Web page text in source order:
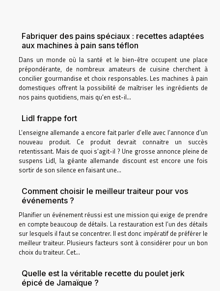
Fabriquer des pains spéciaux : recettes adaptées
aux machines à pain sans téflon
Dans un monde où la santé et le bien-être occupent une place
prépondérante, de nombreux amateurs de cuisine cherchent à
concilier gourmandise et choix responsables. Les machines à pain
domestiques offrent la possibilité de maîtriser les ingrédients de
nos pains quotidiens, mais qu'en est-il...
Lidl frappe fort
L’enseigne allemande a encore fait parler d’elle avec l’annonce d’un
nouveau produit. Ce produit devrait connaitre un succès
retentissant. Mais de quoi s’agit-il ? Une grosse annonce pleine de
suspens Lidl, la géante allemande discount est encore une fois
sortir de son silence en faisant une...
Comment choisir le meilleur traiteur pour vos
événements ?
Planifier un événement réussi est une mission qui exige de prendre
en compte beaucoup de détails. La restauration est l’un des détails
sur lesquels il faut se concentrer. Il est donc impératif de préférer le
meilleur traiteur. Plusieurs facteurs sont à considérer pour un bon
choix du traiteur. Cet...
Quelle est la véritable recette du poulet jerk
épicé de Jamaïque ?